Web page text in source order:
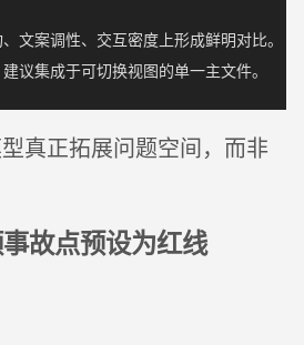
文案调性、交互密度上形成鲜明对比。
真正拓展问题空间，而非
故点预设为红线